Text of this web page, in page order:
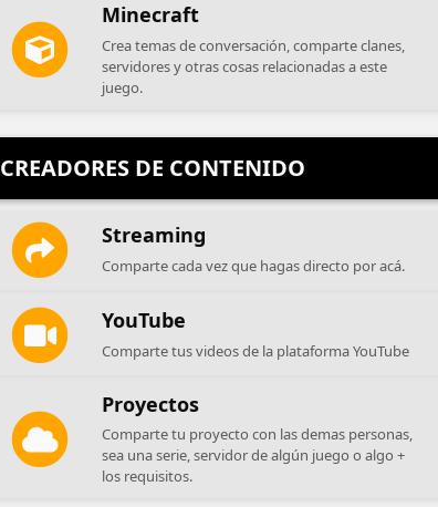
Minecraft
Crea temas de conversación, comparte clanes,
servidores y otras cosas relacionadas a este
juego.
CREADORES DE CONTENIDO
Streaming
Comparte cada vez que hagas directo por acá.
YouTube
Comparte tus videos de la plataforma YouTube
Proyectos
Comparte tu proyecto con las demas personas,
sea una serie, servidor de algún juego o algo +
los requisitos.